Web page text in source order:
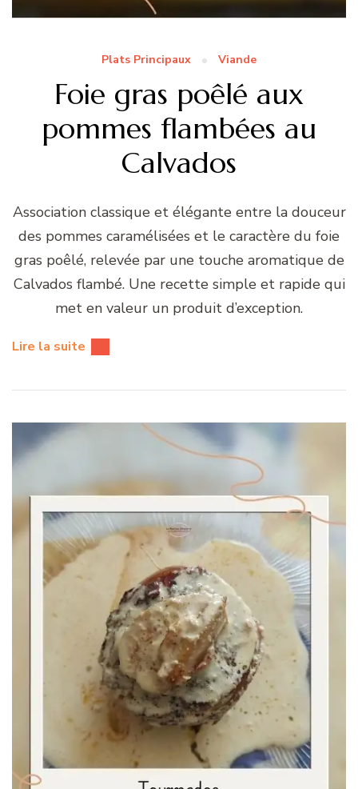
Plats Principaux Viande
Foie gras poêlé aux
pommes flambées au
Calvados
Association classique et élégante entre la douceur
des pommes caramélisées et le caractère du foie
gras poêlé, relevée par une touche aromatique de
Calvados flambé. Une recette simple et rapide qui
met en valeur un produit d’exception.
Lire la suite